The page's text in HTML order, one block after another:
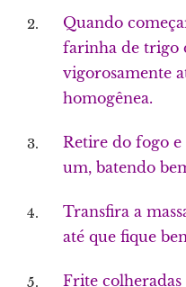
Quando
farinha de trigo
vigorosamente
homogênea.
Retire do fogo
um, batendo
Transfira a
até que fique
Frite colheradas